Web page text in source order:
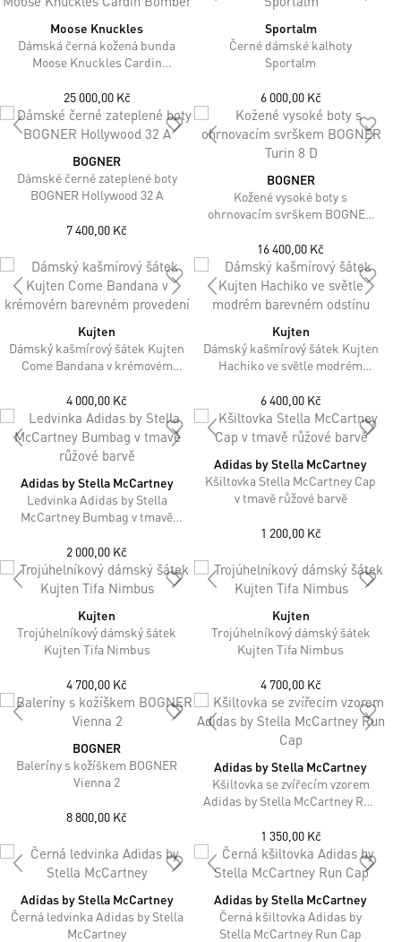
Moose Knuckles
Dámská černá kožená bunda
Moose Knuckles Cardin
25 000,00 Kč
Sportalm
Černé dámské kalhoty
Sportalm
6 000,00 Kč
BOGNER
Dámské černé zateplené boty
BOGNER Hollywood 32 A
7 400,00 Kč
BOGNER
Kožené vysoké boty s
ohrnovacím svrškem BOGNER
16 400,00 Kč
Kujten
Dámský kašmírový šátek Kujten
Come Bandana v krémovém
4 000,00 Kč
Kujten
Dámský kašmírový šátek Kujten
Hachiko ve světle modrém
6 400,00 Kč
Adidas by Stella McCartney
Ledvinka Adidas by Stella
McCartney Bumbag v tmavě
2 000,00 Kč
Adidas by Stella McCartney
Kšiltovka Stella McCartney Cap
v tmavě růžové barvě
1 200,00 Kč
Kujten
Trojúhelníkový dámský šátek
Kujten Tifa Nimbus
4 700,00 Kč
Kujten
Trojúhelníkový dámský šátek
Kujten Tifa Nimbus
4 700,00 Kč
BOGNER
Baleríny s kožíškem BOGNER
Vienna 2
8 800,00 Kč
Adidas by Stella McCartney
Kšiltovka se zvířecím vzorem
Adidas by Stella McCartney Run
1 350,00 Kč
Adidas by Stella McCartney
Černá ledvinka Adidas by Stella
McCartney
Adidas by Stella McCartney
Černá kšiltovka Adidas by
Stella McCartney Run Cap